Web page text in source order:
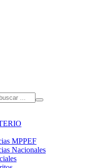
MPPEF
Nacionales